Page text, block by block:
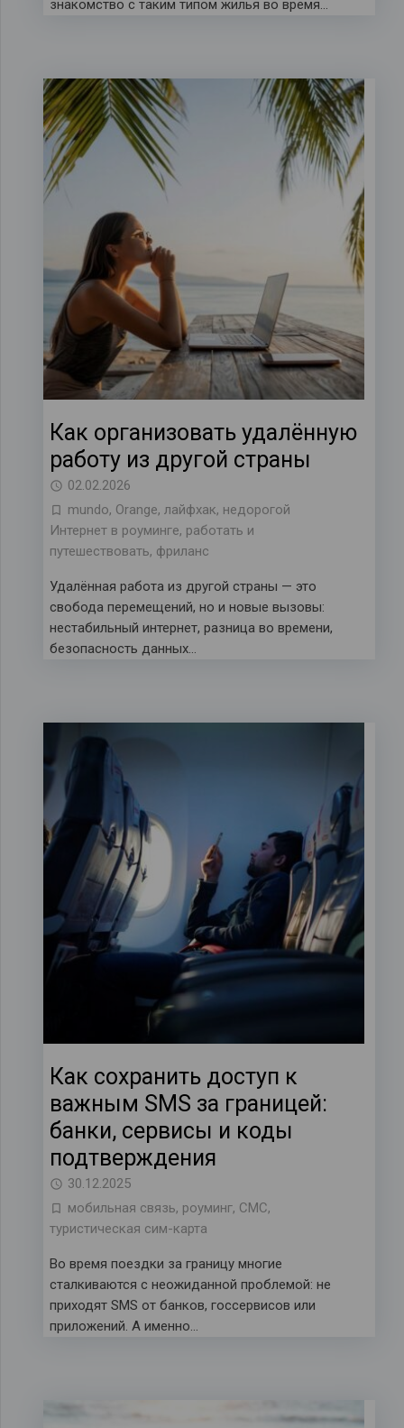
знакомство с таким типом жилья во время…
Как организовать удалённую
работу из другой страны
02.02.2026
mundo, Orange, лайфхак, недорогой
Интернет в роуминге, работать и
путешествовать, фриланс
Удалённая работа из другой страны — это
свобода перемещений, но и новые вызовы:
нестабильный интернет, разница во времени,
безопасность данных…
Как сохранить доступ к
важным SMS за границей:
банки, сервисы и коды
подтверждения
30.12.2025
мобильная связь, роуминг, СМС,
туристическая сим-карта
Во время поездки за границу многие
сталкиваются с неожиданной проблемой: не
приходят SMS от банков, госсервисов или
приложений. А именно…